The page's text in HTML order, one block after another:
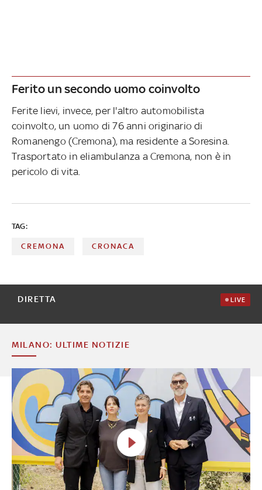
Ferito un secondo uomo coinvolto
Ferite lievi, invece, per l'altro automobilista
coinvolto, un uomo di 76 anni originario di
Romanengo (Cremona), ma residente a Soresina.
Trasportato in eliambulanza a Cremona, non è in
pericolo di vita.
TAG:
CREMONA CRONACA
DIRETTA LIVE
MILANO: ULTIME NOTIZIE